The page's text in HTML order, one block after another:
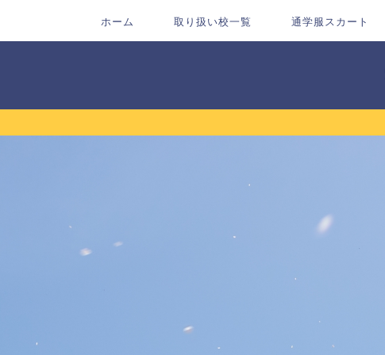
ホーム 取り扱い校一覧 通学服スカート